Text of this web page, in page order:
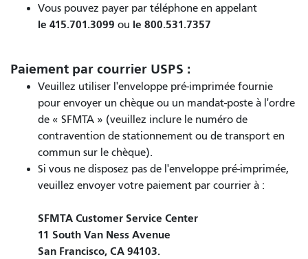
Vous pouvez payer par téléphone en appelant
le 415.701.3099 ou le 800.531.7357
Paiement par courrier USPS :
Veuillez utiliser l'enveloppe pré-imprimée fournie
pour envoyer un chèque ou un mandat-poste à l'ordre
de « SFMTA » (veuillez inclure le numéro de
contravention de stationnement ou de transport en
commun sur le chèque).
Si vous ne disposez pas de l'enveloppe pré-imprimée,
veuillez envoyer votre paiement par courrier à :
SFMTA Customer Service Center
11 South Van Ness Avenue
San Francisco, CA 94103.